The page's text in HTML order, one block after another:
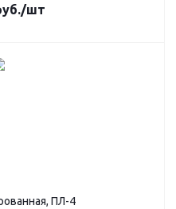
/шт
ПЛ-4